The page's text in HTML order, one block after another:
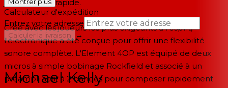
jeu douce et rapide.
Créé avec les joueurs les plus exigeants à l'esprit,
l'électronique a été conçue pour offrir une flexibilité
sonore complète. L'Element 4OP est équipé de deux
micros à simple bobinage Rockfield et associé à un
préampli actif à 2 bandes pour composer rapidement
Calculateur d'expédition
Entrez votre adresse
Calculer la livraison
→
--
Michael Kelly